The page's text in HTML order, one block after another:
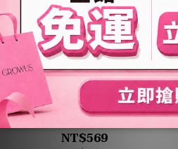
售完
[3件任選] 海鹽控油洗髮精
NT$569